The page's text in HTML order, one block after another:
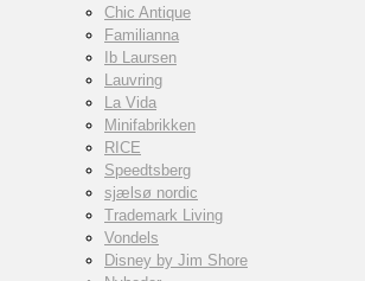
Chic Antique
Familianna
Ib Laursen
Lauvring
La Vida
Minifabrikken
RICE
Speedtsberg
sjælsø nordic
Trademark Living
Vondels
Disney by Jim Shore